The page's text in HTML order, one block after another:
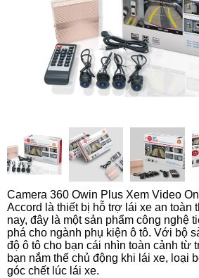
Camera 360 Owin Plus Xem Video
Accord là thiết bị hỗ trợ lái xe an toàn
nay, đây là một sản phẩm công nghệ
phá cho ngành phụ kiện ô tô. Với bộ
độ ô tô cho bạn cái nhìn toàn cảnh từ
bạn nắm thế chủ động khi lái xe, loại
góc chết lúc lái xe.